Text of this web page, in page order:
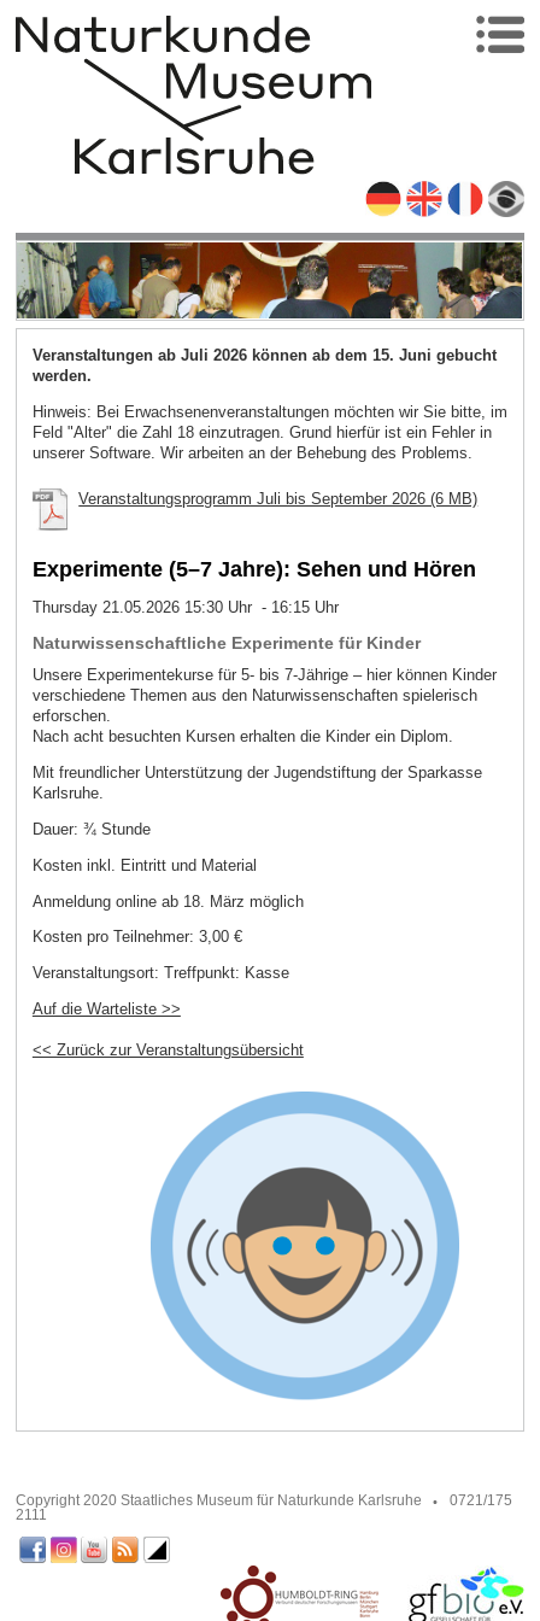
Veranstaltungen ab Juli 2026 können ab dem 15. Juni gebucht
werden.
Hinweis: Bei Erwachsenenveranstaltungen möchten wir Sie bitte, im
Feld "Alter" die Zahl 18 einzutragen. Grund hierfür ist ein Fehler in
unserer Software. Wir arbeiten an der Behebung des Problems.
Veranstaltungsprogramm Juli bis September 2026 (6 MB)
Experimente (5–7 Jahre): Sehen und Hören
Thursday 21.05.2026 15:30 Uhr - 16:15 Uhr
Naturwissenschaftliche Experimente für Kinder
Unsere Experimentekurse für 5- bis 7-Jährige – hier können Kinder
verschiedene Themen aus den Naturwissenschaften spielerisch
erforschen.
Nach acht besuchten Kursen erhalten die Kinder ein Diplom.
Mit freundlicher Unterstützung der Jugendstiftung der Sparkasse
Karlsruhe.
Dauer: ¾ Stunde
Kosten inkl. Eintritt und Material
Anmeldung online ab 18. März möglich
Kosten pro Teilnehmer: 3,00 €
Veranstaltungsort: Treffpunkt: Kasse
Auf die Warteliste >>
<< Zurück zur Veranstaltungsübersicht
Copyright 2020 Staatliches Museum für Naturkunde Karlsruhe
0721/175
2111